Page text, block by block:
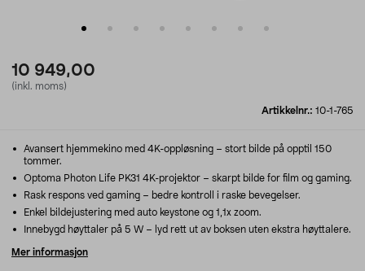
10 949,00
(inkl. moms)
Artikkelnr.: 10-1-765
Avansert hjemmekino med 4K-oppløsning – stort bilde på opptil 150
tommer.
Optoma Photon Life PK31 4K-projektor – skarpt bilde for film og gaming.
Rask respons ved gaming – bedre kontroll i raske bevegelser.
Enkel bildejustering med auto keystone og 1,1x zoom.
Innebygd høyttaler på 5 W – lyd rett ut av boksen uten ekstra høyttalere.
Mer informasjon